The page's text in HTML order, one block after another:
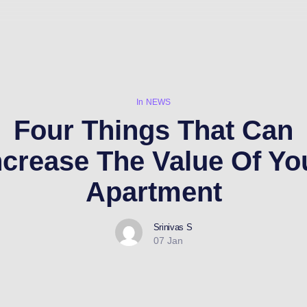
In NEWS
Four Things That Can
The Value Of
Apartment
Srinivas S
07 Jan